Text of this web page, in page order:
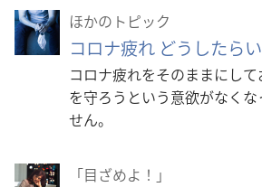
ほかのトピック
コロナ疲れ どうしたら
コロナ疲れをそのままにし
を守ろうという意欲がなく
せん。
「目ざめよ！」